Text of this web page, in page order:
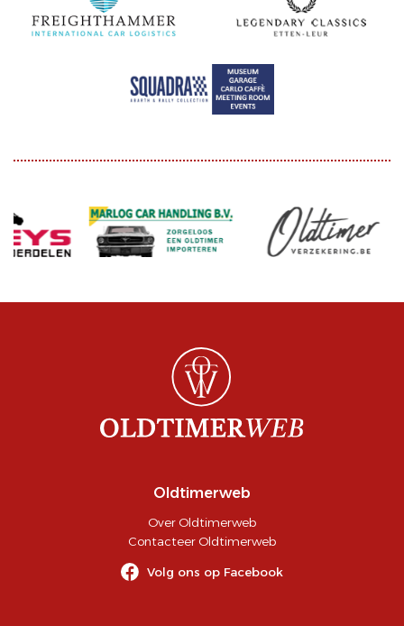
Oldtimerweb
Over Oldtimerweb
Contacteer Oldtimerweb
Volg ons op Facebook